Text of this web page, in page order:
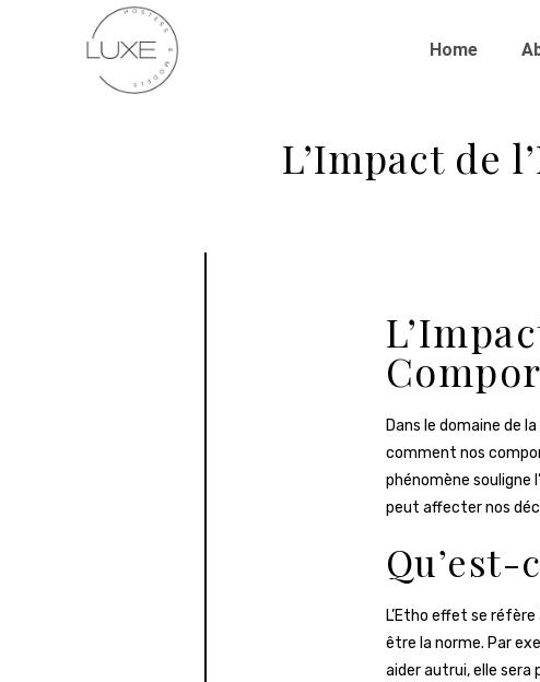
Home
L’Impact de
Dans le domaine de
comment nos
phénomène souligne
peut affecter nos
Qu’est-
L’Etho effet se
être la norme. Par
aider autrui, elle sera